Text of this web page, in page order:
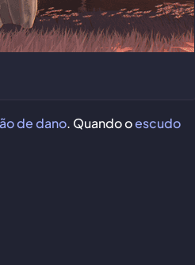
de dano. Quando oescudo